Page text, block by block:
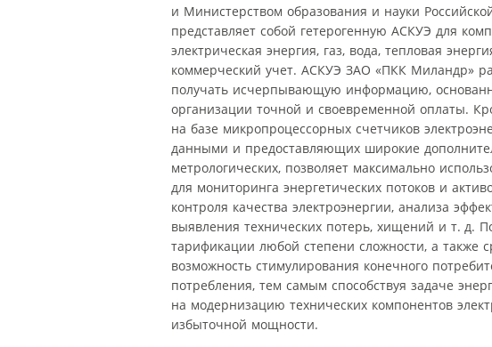
и Министерством образования и науки
представляет собой гетерогенную АСКУЭ для
электрическая энергия, газ, вода, тепловая
коммерческий учет. АСКУЭ ЗАО «ПКК Миландр»
получать исчерпывающую информацию,
организации точной и своевременной оплаты.
на базе микропроцессорных счетчиков
данными и предоставляющих широкие
метрологических, позволяет максимально
для мониторинга энергетических потоков и
контроля качества электроэнергии, анализа
выявления технических потерь, хищений и т. д.
тарификации любой степени сложности, а также
возможность стимулирования конечного
потребления, тем самым способствуя задаче
на модернизацию технических компонентов
избыточной мощности.